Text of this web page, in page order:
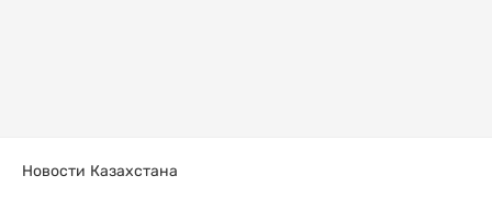
Новости Казахстана